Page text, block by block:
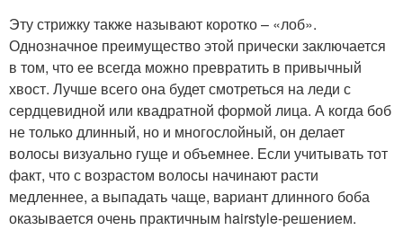
Эту стрижку также называют коротко – «лоб».
Однозначное преимущество этой прически заключается
в том, что ее всегда можно превратить в привычный
хвост. Лучше всего она будет смотреться на леди с
сердцевидной или квадратной формой лица. А когда боб
не только длинный, но и многослойный, он делает
волосы визуально гуще и объемнее. Если учитывать тот
факт, что с возрастом волосы начинают расти
медленнее, а выпадать чаще, вариант длинного боба
оказывается очень практичным hairstyle-решением.